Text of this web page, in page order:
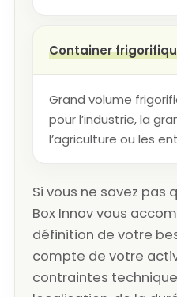
Container
Grand volume
pour l’industrie, la
l’agriculture ou les
Si vous ne savez pas
Box Innov vous
définition de votre
compte de votre
contraintes